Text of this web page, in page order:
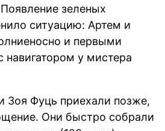
зеленых
ситуацию: Артем и
и первыми
навигатором у мистера
Зоя Фуць приехали позже,
Они быстро собрали